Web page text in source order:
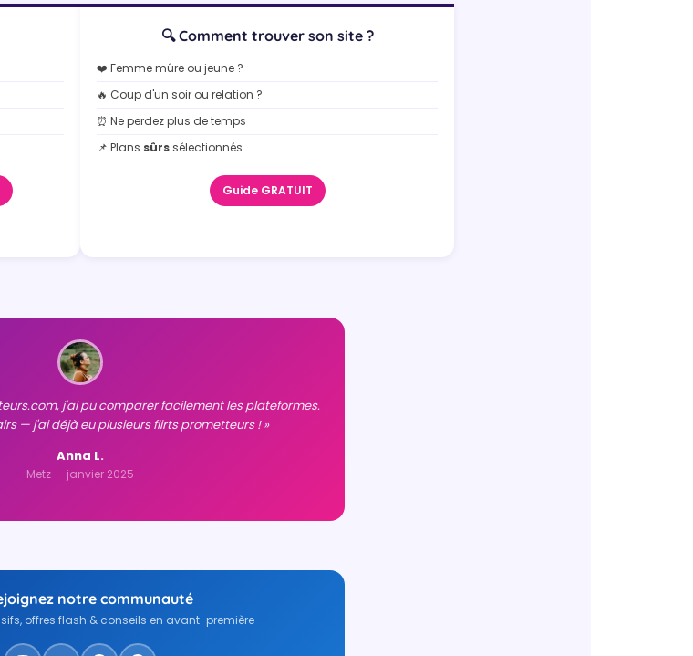
🔍 Comment trouver son site ?
❤️ Femme mûre ou jeune ?
🔥 Coup d'un soir ou relation ?
⏰ Ne perdez plus de temps
📌 Plans sûrssélectionnés
Guide GRATUIT
j'ai pu comparer facilement les plateformes.
— j'ai déjà eu plusieurs flirts prometteurs ! »
Anna L.
Metz — janvier 2025
notre communauté
offres flash & conseils en avant-première